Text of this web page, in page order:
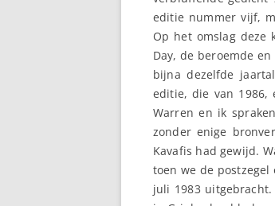
editie nummer vijf,
Op het omslag
Day, de beroemde
bijna dezelfde
editie, die van 1986,
Warren en ik
zonder enige
Kavafis had gewijd.
toen we de postzegel
juli 1983